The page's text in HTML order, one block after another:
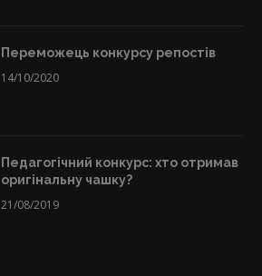
Переможець конкурсу репостів
14/10/2020
Педагогічний конкурс: хто отримав
оригінальну чашку?
21/08/2019